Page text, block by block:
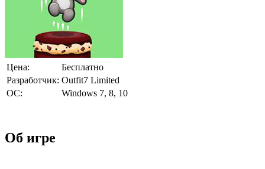
Цена:
Бесплатно
Разработчик: Outfit7 Limited
ОС:
Windows 7, 8, 10
Об игре